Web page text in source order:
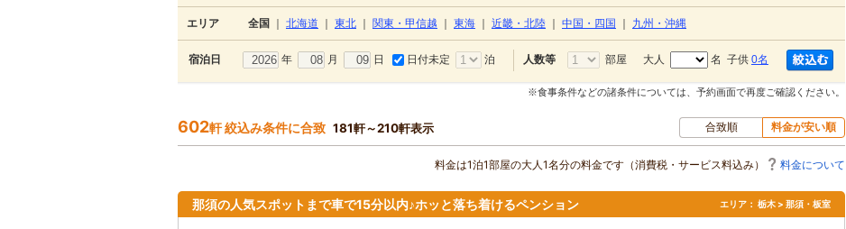
エリア 全国 北海道 東北 関東・甲信越 東海 近畿・北陸 中国・四国 九州・沖縄
宿泊日 年 月 日 日付未定 泊 人数等 部屋 大人 名 子供 0名
※食事条件などの諸条件については、予約画面で再度ご確認ください。
602軒 絞込み条件に合致 181軒～210軒表示 合致順 料金が安い順
料金は1泊1部屋の大人1名分の料金です（消費税・サービス料込み） 料金について
那須の人気スポットまで車で15分以内♪ホッと落ち着けるペンション エリア： 栃木 > 那須・板室